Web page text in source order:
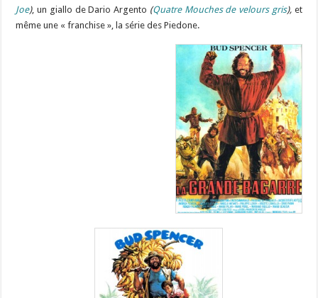
Joe), un giallo de Dario Argento (Quatre Mouches de velours gris), et
même une « franchise », la série des Piedone.